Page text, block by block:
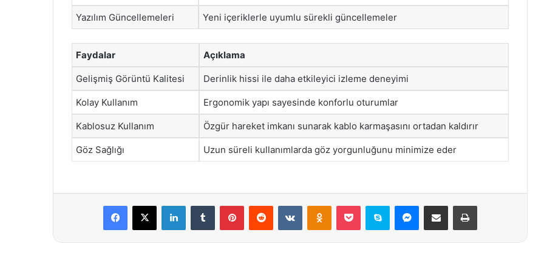
Yazılım Güncellemeleri Yeni içeriklerle uyumlu sürekli güncellemeler
Faydalar Açıklama
Gelişmiş Görüntü Kalitesi Derinlik hissi ile daha etkileyici izleme deneyimi
Kolay Kullanım Ergonomik yapı sayesinde konforlu oturumlar
Kablosuz Kullanım Özgür hareket imkanı sunarak kablo karmaşasını ortadan kaldırır
Göz Sağlığı Uzun süreli kullanımlarda göz yorgunluğunu minimize eder
Facebook
X LinkedInTumblr PinterestReddit VKontakteOdnoklassniki
Pocket Skype Messenger
E-Posta ile paylaş Yazdır